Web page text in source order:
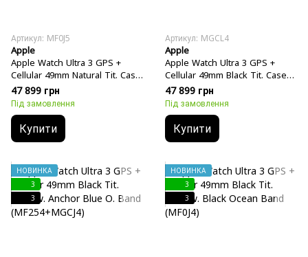
Артикул: MF0J5
Apple
Apple Watch Ultra 3 GPS +
Cellular 49mm Natural Tit. Case
w. Black Ocean Band (MF0J5)
47 899 грн
Під замовлення
Купити
Артикул: MGCL4
Apple
Apple Watch Ultra 3 GPS +
Cellular 49mm Black Tit. Case
w. Neon Green O. Band
(MF254+MGCL4)
47 899 грн
Під замовлення
Купити
НОВИНКА
3
3
НОВИНКА
3
3